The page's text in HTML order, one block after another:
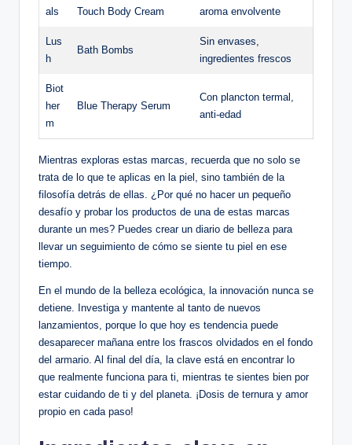
als Touch Body Cream aroma envolvente
Lus
h
Bath Bombs
Sin envases,
ingredientes frescos
Biot
her
m
Blue Therapy Serum
Con plancton termal,
anti-edad
Mientras exploras estas marcas, recuerda que no solo se
trata de lo que te aplicas en la piel, sino también de la
filosofía detrás de ellas. ¿Por qué no hacer un pequeño
desafío y probar los productos de una de estas marcas
durante un mes? Puedes crear un diario de belleza para
llevar un seguimiento de cómo se siente tu piel en ese
tiempo.
En el mundo de la belleza ecológica, la innovación nunca se
detiene. Investiga y mantente al tanto de nuevos
lanzamientos, porque lo que hoy es tendencia puede
desaparecer mañana entre los frascos olvidados en el fondo
del armario. Al final del día, la clave está en encontrar lo
que realmente funciona para ti, mientras te sientes bien por
estar cuidando de ti y del planeta. ¡Dosis de ternura y amor
propio en cada paso!